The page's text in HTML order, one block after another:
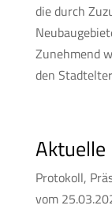
die durch
Zunehmend
den
Aktuelle
Protokoll,
vom